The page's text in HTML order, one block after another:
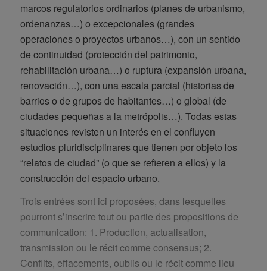
marcos regulatorios ordinarios (planes de urbanismo,
ordenanzas…) o excepcionales (grandes
operaciones o proyectos urbanos…), con un sentido
de continuidad (protección del patrimonio,
rehabilitación urbana…) o ruptura (expansión urbana,
renovación…), con una escala parcial (historias de
barrios o de grupos de habitantes…) o global (de
ciudades pequeñas a la metrópolis…). Todas estas
situaciones revisten un interés en el confluyen
estudios pluridisciplinares que tienen por objeto los
“relatos de ciudad” (o que se refieren a ellos) y la
construcción del espacio urbano.
Trois entrées sont ici proposées, dans lesquelles
pourront s’inscrire tout ou partie des propositions de
communication: 1. Production, actualisation,
transmission ou le récit comme consensus; 2.
Conflits, effacements, oublis ou le récit comme lieu